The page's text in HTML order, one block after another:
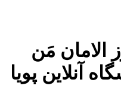
الامان مَن
آنلاین پویا